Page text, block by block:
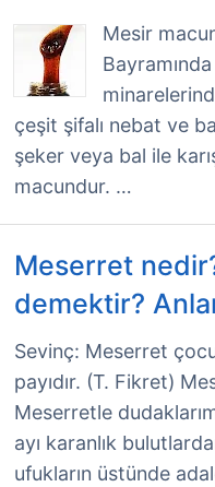
Mesir
çeşit şifalı nebat ve
şeker veya bal ile
macundur. …
Meserret
demektir?
Sevinç: Meserret
payıdır. (T. Fikret)
Meserretle
ayı karanlık
ufukların üstünde